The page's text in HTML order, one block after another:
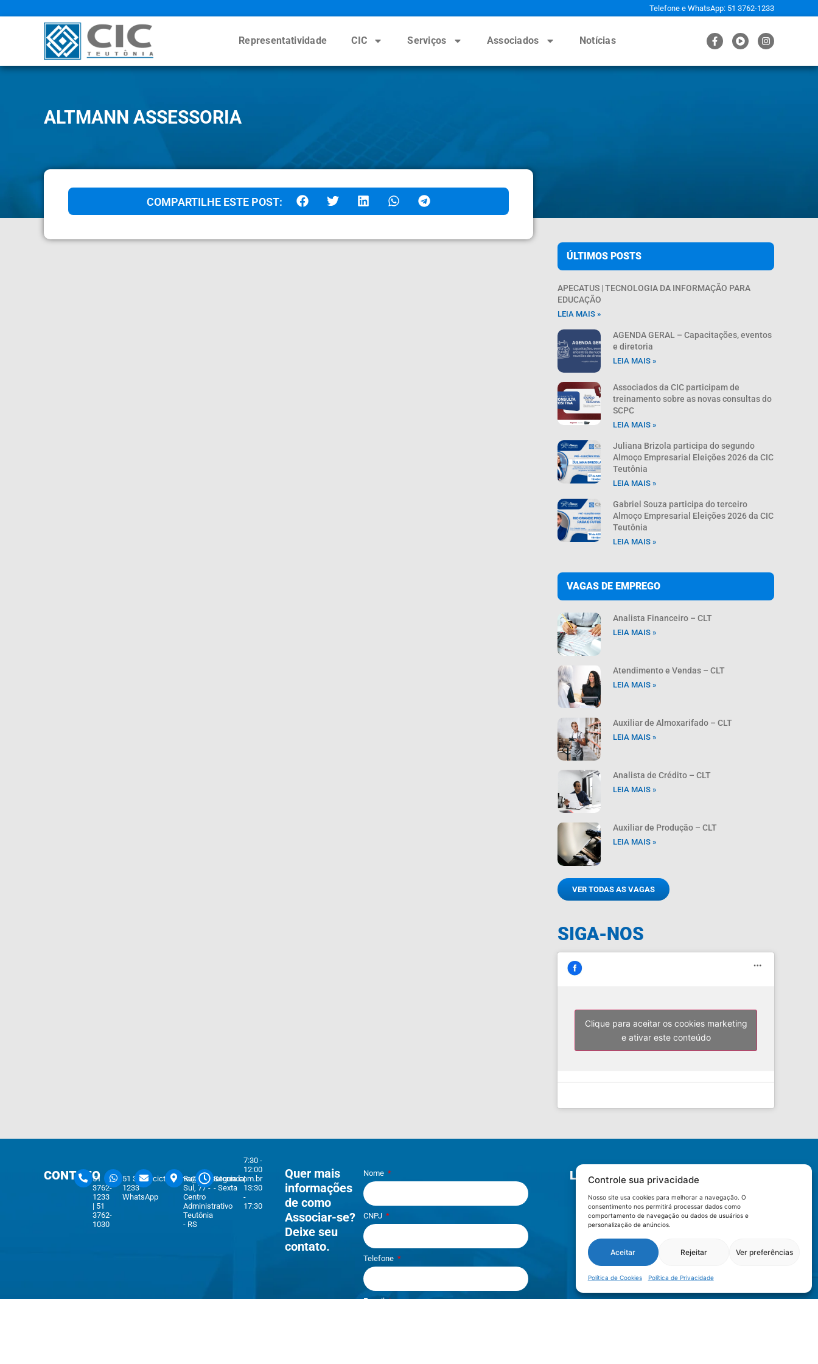
Controle sua privacidade
Nosso site usa cookies para melhorar a navegação. O
consentimento nos permitirá processar dados como
comportamento de navegação ou dados de usuários e
personalização de anúncios.
Aceitar Rejeitar Ver preferências
Política de Cookies Política de Privacidade
Telefone e WhatsApp: 51 3762-1233
Representatividade CIC Serviços Associados Notícias
ALTMANN ASSESSORIA
COMPARTILHE ESTE POST:
ÚLTIMOS POSTS
APECATUS | TECNOLOGIA DA INFORMAÇÃO PARA
EDUCAÇÃO
LEIA MAIS »
AGENDA GERAL – Capacitações, eventos
e diretoria
LEIA MAIS »
Associados da CIC participam de
treinamento sobre as novas consultas do
SCPC
LEIA MAIS »
Juliana Brizola participa do segundo
Almoço Empresarial Eleições 2026 da CIC
Teutônia
LEIA MAIS »
Gabriel Souza participa do terceiro
Almoço Empresarial Eleições 2026 da CIC
Teutônia
LEIA MAIS »
VAGAS DE EMPREGO
Analista Financeiro – CLT
LEIA MAIS »
Atendimento e Vendas – CLT
LEIA MAIS »
Auxiliar de Almoxarifado – CLT
LEIA MAIS »
Analista de Crédito – CLT
LEIA MAIS »
Auxiliar de Produção – CLT
LEIA MAIS »
VER TODAS AS VAGAS
SIGA-NOS
Clique para aceitar os cookies marketing
e ativar este conteúdo
CONTATO
51
3762-
1233
| 51
3762-
1030
51 3762-
1233
WhatsApp
cicteutonia@cicteutonia.com.br
Rua Um
Sul, 77 -
Centro
Administrativo
Teutônia
- RS
Segunda
- Sexta
7:30 -
12:00
|
13:30
-
17:30
Quer mais
informações
de como
Associar-se?
Deixe seu
contato.
Nome
CNPJ
Telefone
E-mail
LOCALIZAÇÃO